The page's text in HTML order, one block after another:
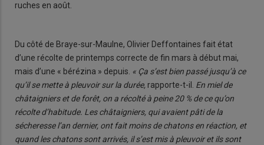
ruches en août.
Du côté de Braye-sur-Maulne, Olivier Deffontaines fait état
d’une récolte de printemps correcte de fin mars à début mai,
mais d’une « bérézina » depuis. « Ça s’est bien passé jusqu’à ce
qu’il se mette à pleuvoir sur la durée, rapporte-t-il. En miel de
châtaigniers et de forêt, on a récolté à peine 20 % de ce qu’on
récolte d’habitude. Les châtaigniers, qui avaient pâti de la
sécheresse l’an dernier, ont fait moins de chatons en réaction, et
quand les chatons sont arrivés, il s’est mis à pleuvoir et ils sont